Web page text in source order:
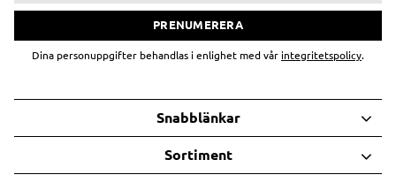
PRENUMERERA
Dina personuppgifter behandlas i enlighet med vår integritetspolicy.
Snabblänkar
Sortiment